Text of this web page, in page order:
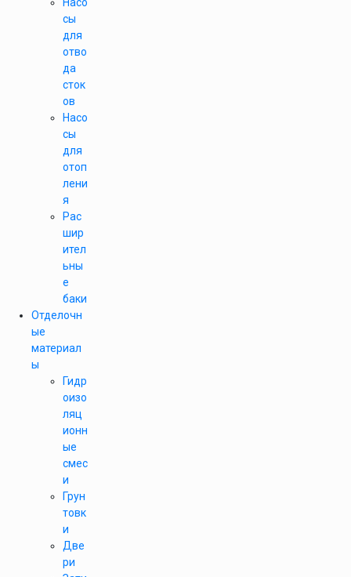
сы
для
отво
да
сток
ов
Насо
сы
для
отоп
лени
я
Рас
шир
ител
ьны
е
баки
Отделочн
ые
материал
ы
Гидр
оизо
ляц
ионн
ые
смес
и
Грун
товк
и
Две
ри